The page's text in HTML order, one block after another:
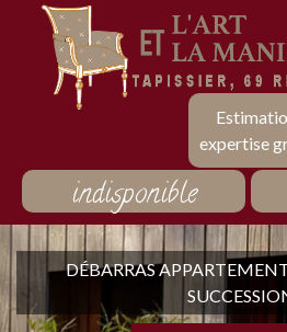
expertise
indisponible
DÉBARRAS